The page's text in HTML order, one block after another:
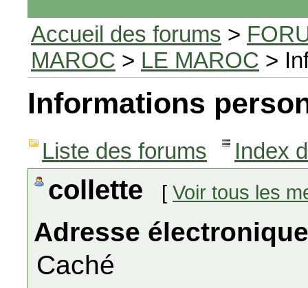
Accueil des forums >
MAROC > LE MAROC >
Informations
Liste des forums Index
collette [ Voir tous les
Adresse
Caché